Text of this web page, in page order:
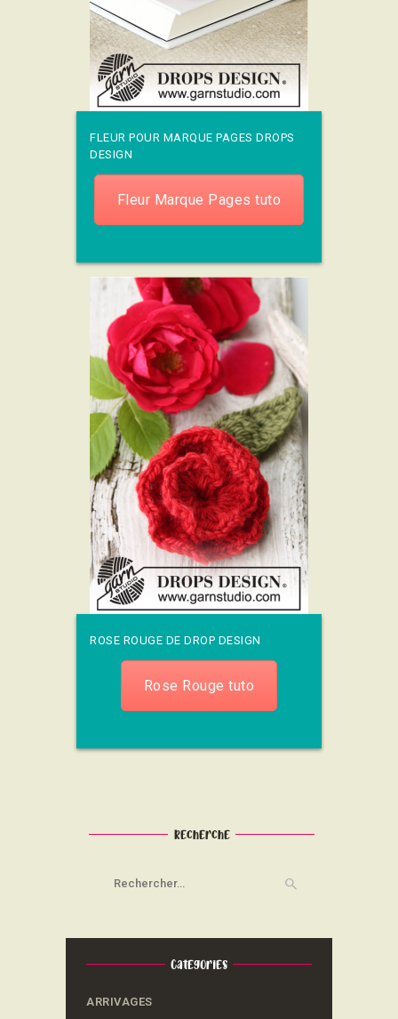
FLEUR POUR MARQUE PAGES DROPS
DESIGN
Fleur Marque Pages tuto
ROSE ROUGE DE DROP DESIGN
Rose Rouge tuto
Recherche
Categories
ARRIVAGES